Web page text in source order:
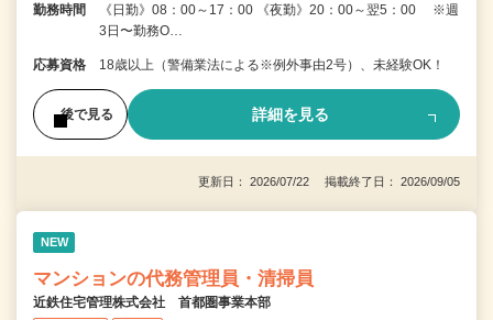
勤務時間
《日勤》08：00～17：00 《夜勤》20：00～翌5：00 ※週
3日〜勤務O…
応募資格 18歳以上（警備業法による※例外事由2号）、未経験OK！
後で見る 詳細を見る
更新日： 2026/07/22 掲載終了日： 2026/09/05
NEW
マンションの代務管理員・清掃員
近鉄住宅管理株式会社 首都圏事業本部